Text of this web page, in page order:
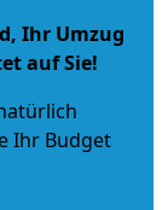
Ihr Umzug
auf Sie!
Ihr Budget